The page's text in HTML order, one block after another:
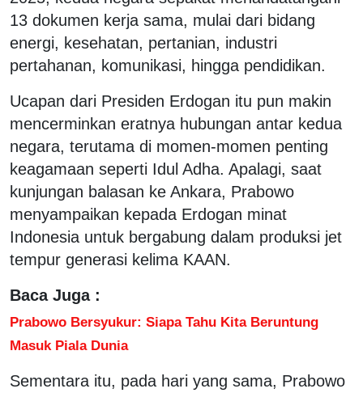
13 dokumen kerja sama, mulai dari bidang
energi, kesehatan, pertanian, industri
pertahanan, komunikasi, hingga pendidikan.
Ucapan dari Presiden Erdogan itu pun makin
mencerminkan eratnya hubungan antar kedua
negara, terutama di momen-momen penting
keagamaan seperti Idul Adha. Apalagi, saat
kunjungan balasan ke Ankara, Prabowo
menyampaikan kepada Erdogan minat
Indonesia untuk bergabung dalam produksi jet
tempur generasi kelima KAAN.
Baca Juga :
Prabowo Bersyukur: Siapa Tahu Kita Beruntung
Masuk Piala Dunia
Sementara itu, pada hari yang sama, Prabowo